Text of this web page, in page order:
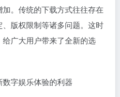
。传统的下载方式往往存在
版权限制等诸多问题。这时
广大用户带来了全新的选